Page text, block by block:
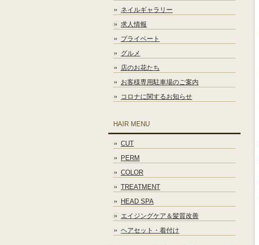
ネイルギャラリー
求人情報
プライベート
グルメ
店のお花たち
お客様専用駐車場のご案内
コロナに関するお知らせ
HAIR MENU
CUT
PERM
COLOR
TREATMENT
HEAD SPA
エイジングケア＆髪質改善
ヘアセット・着付け